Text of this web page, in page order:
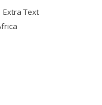
Extra Text